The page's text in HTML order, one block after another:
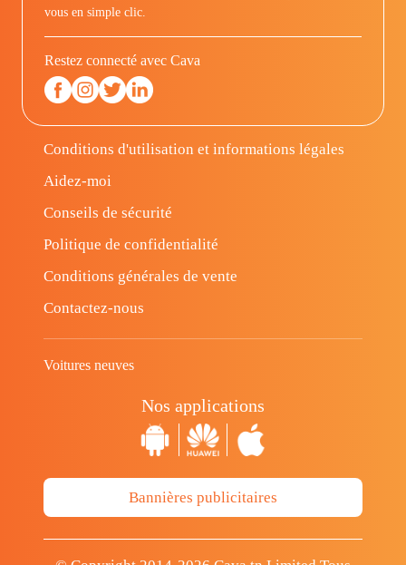
vous en simple clic.
Restez connecté avec Cava
Conditions d'utilisation et informations légales
Aidez-moi
Conseils de sécurité
Politique de confidentialité
Conditions générales de vente
Contactez-nous
Voitures neuves
Nos applications
Bannières publicitaires